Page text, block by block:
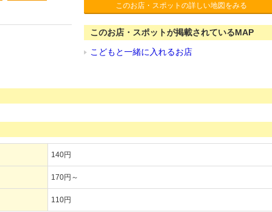
このお店・スポットの詳しい地図をみる
このお店・スポットが掲載されているMAP
こどもと一緒に入れるお店
140円
170円～
110円